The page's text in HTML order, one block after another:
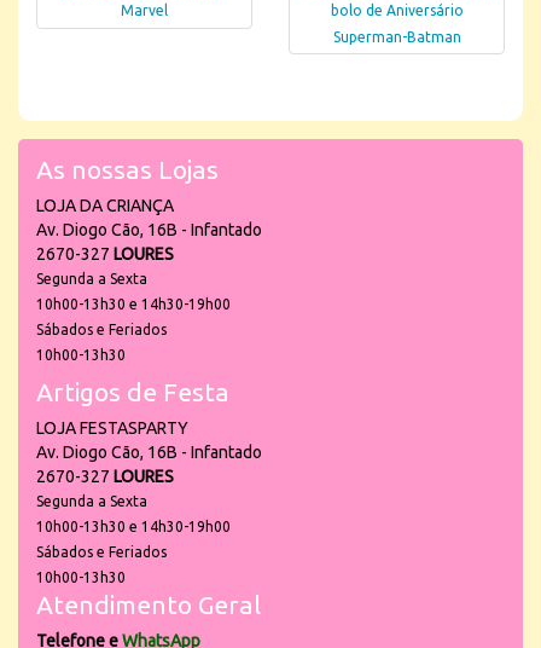
Marvel
bolo de Aniversário
Superman-Batman
As nossas Lojas
LOJA DA CRIANÇA
Av. Diogo Cão, 16B - Infantado
2670-327 LOURES
Segunda a Sexta
10h00-13h30 e 14h30-19h00
Sábados e Feriados
10h00-13h30
Artigos de Festa
LOJA FESTASPARTY
Av. Diogo Cão, 16B - Infantado
2670-327 LOURES
Segunda a Sexta
10h00-13h30 e 14h30-19h00
Sábados e Feriados
10h00-13h30
Atendimento Geral
Telefone eWhatsApp